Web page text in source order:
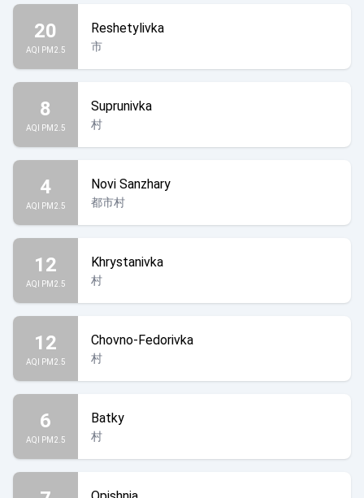
20
AQI PM2.5
Reshetylivka
市
8
AQI PM2.5
Suprunivka
村
4
AQI PM2.5
Novi Sanzhary
都市村
12
AQI PM2.5
Khrystanivka
村
12
AQI PM2.5
Chovno-Fedorivka
村
6
AQI PM2.5
Batky
村